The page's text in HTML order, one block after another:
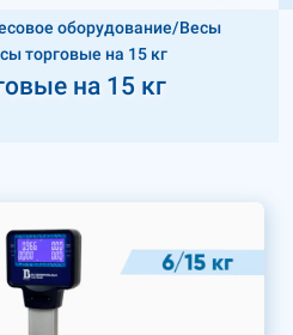
оборудование/Весы
торговые на 15 кг
на 15 кг